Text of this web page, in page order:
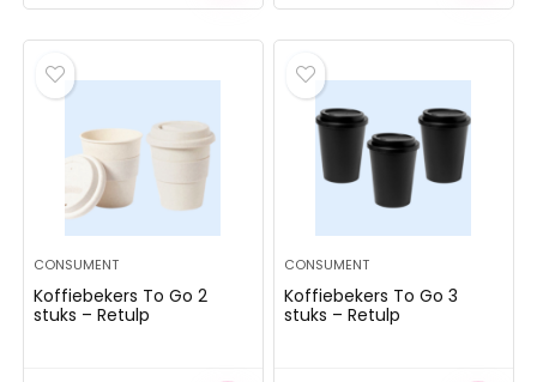
CONSUMENT
Koffiebekers To Go 2
stuks – Retulp
CONSUMENT
Koffiebekers To Go 3
stuks – Retulp